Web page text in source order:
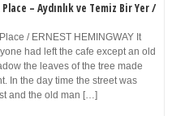
– Aydınlık ve Temiz Bir Yer /
/ ERNEST HEMINGWAY It
had left the cafe except an old
the leaves of the tree made
In the day time the street was
and the old man […]